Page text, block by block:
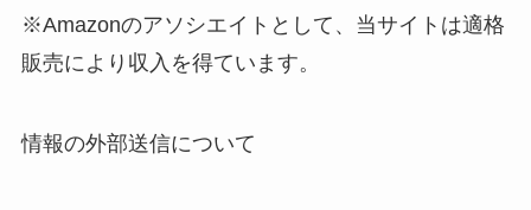
※Amazonのアソシエイトとして、当サイトは適格
販売により収入を得ています。
情報の外部送信について